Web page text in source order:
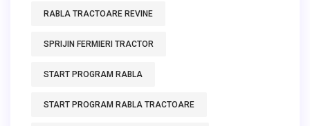
RABLA TRACTOARE REVINE
SPRIJIN FERMIERI TRACTOR
START PROGRAM RABLA
START PROGRAM RABLA TRACTOARE